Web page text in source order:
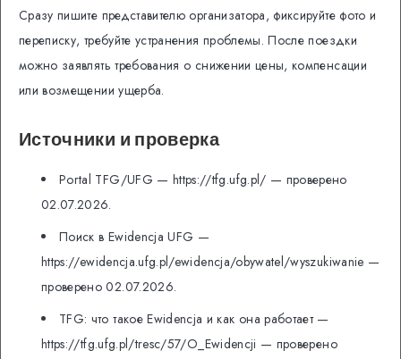
Сразу пишите представителю организатора, фиксируйте фото и
переписку, требуйте устранения проблемы. После поездки
можно заявлять требования о снижении цены, компенсации
или возмещении ущерба.
Источники и проверка
Portal TFG/UFG — https://tfg.ufg.pl/ — проверено
02.07.2026.
Поиск в Ewidencja UFG —
https://ewidencja.ufg.pl/ewidencja/obywatel/wyszukiwanie —
проверено 02.07.2026.
TFG: что такое Ewidencja и как она работает —
https://tfg.ufg.pl/tresc/57/O_Ewidencji — проверено